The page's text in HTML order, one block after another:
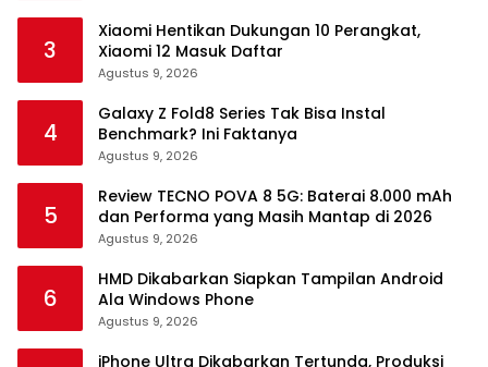
3
Xiaomi Hentikan Dukungan 10 Perangkat,
Xiaomi 12 Masuk Daftar
Agustus 9, 2026
4
Galaxy Z Fold8 Series Tak Bisa Instal
Benchmark? Ini Faktanya
Agustus 9, 2026
5
Review TECNO POVA 8 5G: Baterai 8.000 mAh
dan Performa yang Masih Mantap di 2026
Agustus 9, 2026
6
HMD Dikabarkan Siapkan Tampilan Android
Ala Windows Phone
Agustus 9, 2026
iPhone Ultra Dikabarkan Tertunda, Produksi